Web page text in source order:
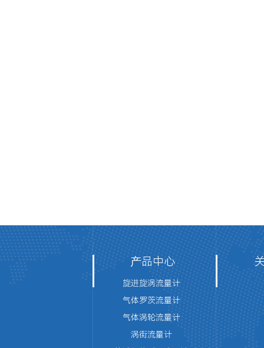
产品中心
旋进旋涡流量计
气体罗茨流量计
气体涡轮流量计
涡街流量计